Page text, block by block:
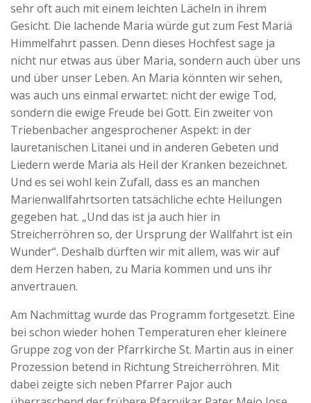
sehr oft auch mit einem leichten Lächeln in ihrem
Gesicht. Die lachende Maria würde gut zum Fest Mariä
Himmelfahrt passen. Denn dieses Hochfest sage ja
nicht nur etwas aus über Maria, sondern auch über uns
und über unser Leben. An Maria könnten wir sehen,
was auch uns einmal erwartet: nicht der ewige Tod,
sondern die ewige Freude bei Gott. Ein zweiter von
Triebenbacher angesprochener Aspekt: in der
lauretanischen Litanei und in anderen Gebeten und
Liedern werde Maria als Heil der Kranken bezeichnet.
Und es sei wohl kein Zufall, dass es an manchen
Marienwallfahrtsorten tatsächliche echte Heilungen
gegeben hat. „Und das ist ja auch hier in
Streicherröhren so, der Ursprung der Wallfahrt ist ein
Wunder“. Deshalb dürften wir mit allem, was wir auf
dem Herzen haben, zu Maria kommen und uns ihr
anvertrauen.
Am Nachmittag wurde das Programm fortgesetzt. Eine
bei schon wieder hohen Temperaturen eher kleinere
Gruppe zog von der Pfarrkirche St. Martin aus in einer
Prozession betend in Richtung Streicherröhren. Mit
dabei zeigte sich neben Pfarrer Pajor auch